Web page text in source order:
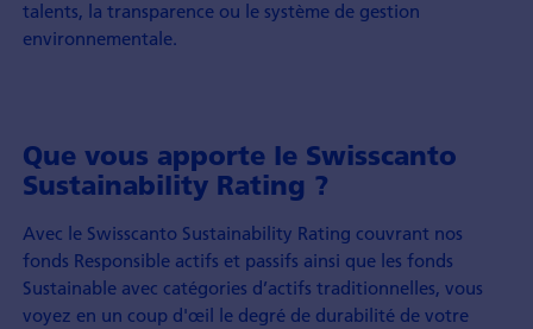
talents, la transparence ou le système de gestion
environnementale.
Que vous apporte le Swisscanto
Sustainability Rating ?
Avec le Swisscanto Sustainability Rating couvrant nos
fonds Responsible actifs et passifs ainsi que les fonds
Sustainable avec catégories d’actifs traditionnelles, vous
voyez en un coup d'œil le degré de durabilité de votre